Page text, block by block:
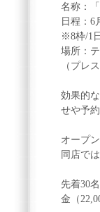
名称：
日程：6
※8枠/1
場所：
（プレ
効果的
せや予
オープ
同店で
先着30
金（